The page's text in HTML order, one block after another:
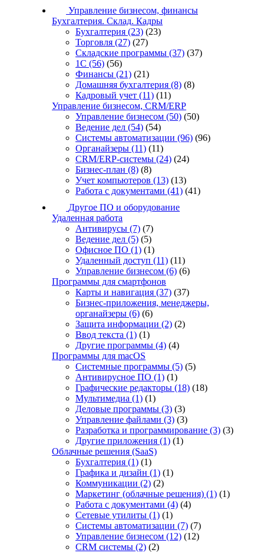
Управление бизнесом, финансы
Бухгалтерия. Склад. Кадры
Бухгалтерия (23) (23)
Торговля (27) (27)
Складские программы (37) (37)
1С (56) (56)
Финансы (21) (21)
Домашняя бухгалтерия (8) (8)
Кадровый учет (11) (11)
Управление бизнесом, CRM/ERP
Управление бизнесом (50) (50)
Ведение дел (54) (54)
Системы автоматизации (96) (96)
Органайзеры (11) (11)
CRM/ERP-системы (24) (24)
Бизнес-план (8) (8)
Учет компьютеров (13) (13)
Работа с документами (41) (41)
Другое ПО и оборудование
Удаленная работа
Антивирусы (7) (7)
Ведение дел (5) (5)
Офисное ПО (1) (1)
Удаленный доступ (11) (11)
Управление бизнесом (6) (6)
Программы для смартфонов
Карты и навигация (37) (37)
Бизнес-приложения, менеджеры,
органайзеры (6) (6)
Защита информации (2) (2)
Ввод текста (1) (1)
Другие программы (4) (4)
Программы для macOS
Системные программы (5) (5)
Антивирусное ПО (1) (1)
Графические редакторы (18) (18)
Мультимедиа (1) (1)
Деловые программы (3) (3)
Управление файлами (3) (3)
Разработка и программирование (3) (3)
Другие приложения (1) (1)
Облачные решения (SaaS)
Бухгалтерия (1) (1)
Графика и дизайн (1) (1)
Коммуникации (2) (2)
Маркетинг (облачные решения) (1) (1)
Работа с документами (4) (4)
Сетевые утилиты (1) (1)
Системы автоматизации (7) (7)
Управление бизнесом (12) (12)
CRM системы (2) (2)